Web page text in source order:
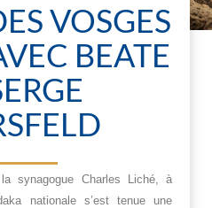
VOSGES
BEATE
synagogue Charles Liché, à
nationale s’est tenue une